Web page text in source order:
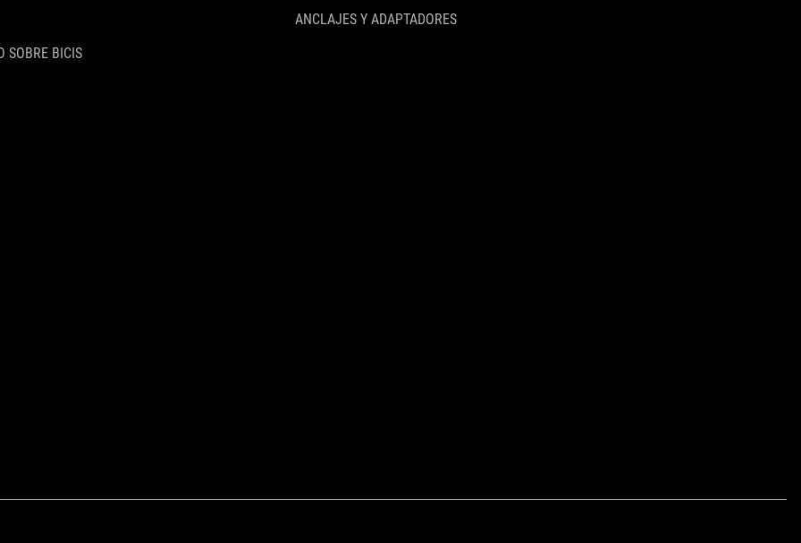
SOBRE BICIS
ANCLAJES Y ADAPTADORES